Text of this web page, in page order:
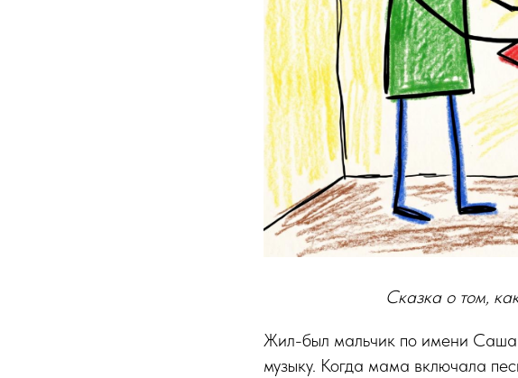
Сказка о том,
Жил-был мальчик по имени Саша.
музыку. Когда мама включала